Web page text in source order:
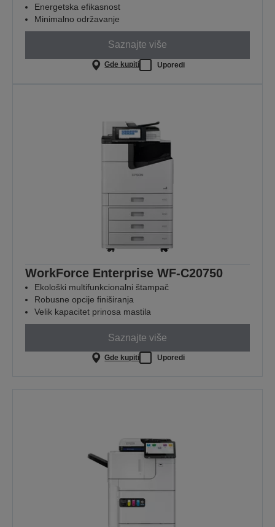
Energetska efikasnost
Minimalno održavanje
Saznajte više
Gde kupiti Uporedi
WorkForce Enterprise WF-C20750
Ekološki multifunkcionalni štampač
Robusne opcije finiširanja
Velik kapacitet prinosa mastila
Saznajte više
Gde kupiti Uporedi